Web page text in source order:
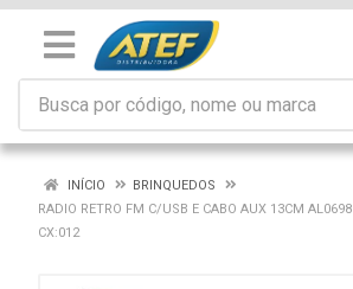
INÍCIO
BRINQUEDOS
RADIO RETRO FM C/USB E CABO AUX 13CM AL0698
CX:012